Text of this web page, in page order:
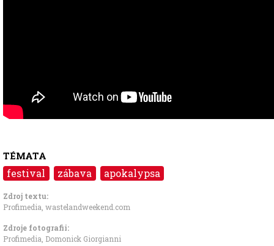
TÉMATA
festival zábava apokalypsa
Zdroj textu:
Profimedia, wastelandweekend.com
Zdroje fotografii:
Profimedia, Domonick Giorgianni